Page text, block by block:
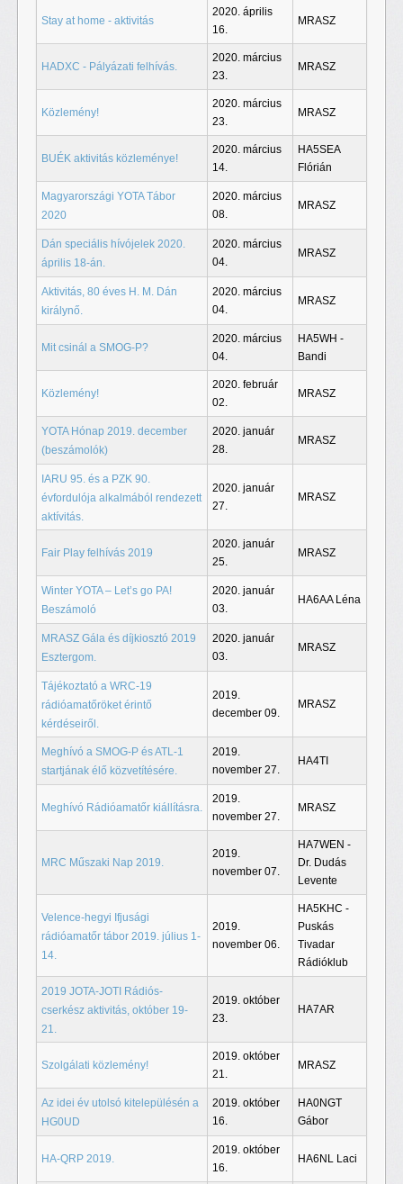
Stay at home - aktivitás
2020. április
16.
MRASZ
HADXC - Pályázati felhívás.
2020. március
23.
MRASZ
Közlemény!
2020. március
23.
MRASZ
BUÉK aktivitás közleménye!
2020. március
14.
HA5SEA
Flórián
Magyarországi YOTA Tábor
2020
2020. március
08.
MRASZ
Dán speciális hívójelek 2020.
április 18-án.
2020. március
04.
MRASZ
Aktivitás, 80 éves H. M. Dán
királynő.
2020. március
04.
MRASZ
Mit csinál a SMOG-P?
2020. március
04.
HA5WH -
Bandi
Közlemény!
2020. február
02.
MRASZ
YOTA Hónap 2019. december
(beszámolók)
2020. január
28.
MRASZ
IARU 95. és a PZK 90.
évfordulója alkalmából rendezett
aktívitás.
2020. január
27.
MRASZ
Fair Play felhívás 2019
2020. január
25.
MRASZ
Winter YOTA – Let’s go PA!
Beszámoló
2020. január
03.
HA6AA Léna
MRASZ Gála és díjkiosztó 2019
Esztergom.
2020. január
03.
MRASZ
Tájékoztató a WRC-19
rádióamatőröket érintő
kérdéseiről.
2019.
december 09.
MRASZ
Meghívó a SMOG-P és ATL-1
startjának élő közvetítésére.
2019.
november 27.
HA4TI
Meghívó Rádióamatőr kiállításra.
2019.
november 27.
MRASZ
MRC Műszaki Nap 2019.
2019.
november 07.
HA7WEN -
Dr. Dudás
Levente
Velence-hegyi Ifjusági
rádióamatőr tábor 2019. július 1-
14.
2019.
november 06.
HA5KHC -
Puskás
Tivadar
Rádióklub
2019 JOTA-JOTI Rádiós-
cserkész aktivitás, október 19-
21.
2019. október
23.
HA7AR
Szolgálati közlemény!
2019. október
21.
MRASZ
Az idei év utolsó kitelepülésén a
HG0UD
2019. október
16.
HA0NGT
Gábor
HA-QRP 2019.
2019. október
16.
HA6NL Laci